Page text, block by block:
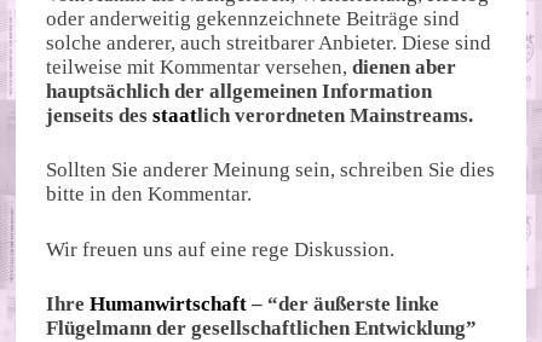
oder anderweitig gekennzeichnete Beiträge sind
solche anderer, auch streitbarer Anbieter. Diese sind
teilweise mit Kommentar versehen,dienen aber
hauptsächlich der allgemeinen Information
jenseits desstaatlich verordneten Mainstreams.
Sollten Sie anderer Meinung sein, schreiben Sie dies
bitte in den Kommentar.
Wir freuen uns auf eine rege Diskussion.
IhreHumanwirtschaft – “der äußerste linke
Flügelmann der gesellschaftlichen Entwicklung”